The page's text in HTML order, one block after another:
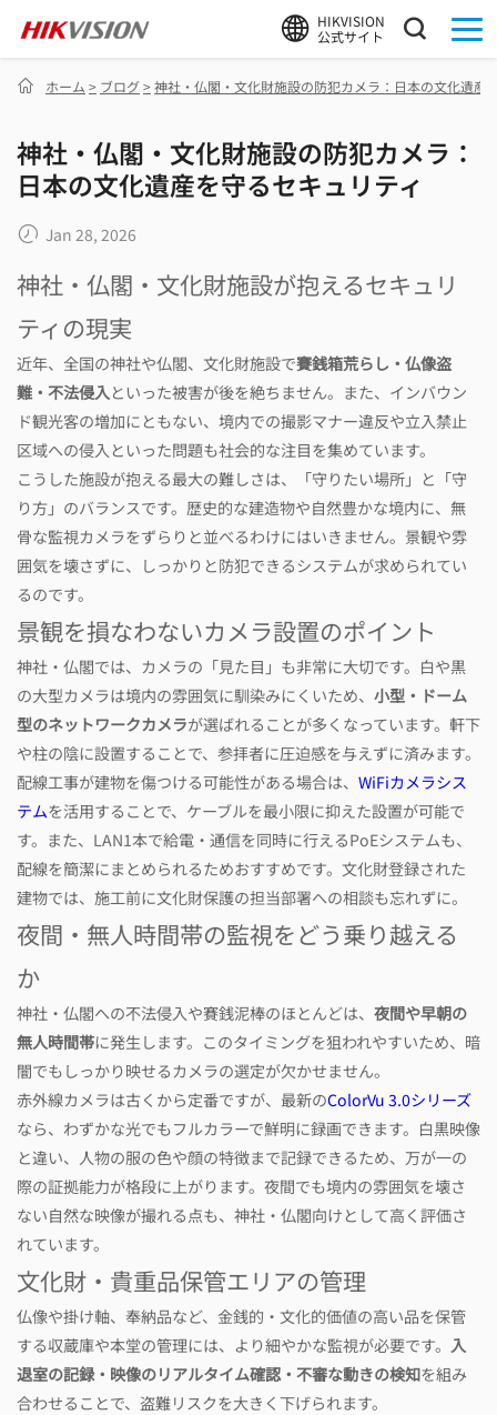
HIKVISION
公式サイト
ホーム > ブログ>神社・仏閣・文化財施設の防犯カメラ：日本の文化遺産
神社・仏閣・文化財施設の防犯カメラ：
日本の文化遺産を守るセキュリティ
Jan 28, 2026
神社・仏閣・文化財施設が抱えるセキュリ
ティの現実
近年、全国の神社や仏閣、文化財施設で賽銭箱荒らし・仏像盗
難・不法侵入 といった被害が後を絶ちません。また、インバウン
ド観光客の増加にともない、境内での撮影マナー違反や立入禁止
区域への侵入といった問題も社会的な注目を集めています。
こうした施設が抱える最大の難しさは、「守りたい場所」と「守
り方」のバランスです。歴史的な建造物や自然豊かな境内に、無
骨な監視カメラをずらりと並べるわけにはいきません。景観や雰
囲気を壊さずに、しっかりと防犯できるシステムが求められてい
るのです。
景観を損なわないカメラ設置のポイント
神社・仏閣では、カメラの「見た目」も非常に大切です。白や黒
の大型カメラは境内の雰囲気に馴染みにくいため、 小型・ドーム
型のネットワークカメラが選ばれることが多くなっています。軒下
や柱の陰に設置することで、参拝者に圧迫感を与えずに済みます。
配線工事が建物を傷つける可能性がある場合は、 WiFiカメラシス
テムを活用することで、ケーブルを最小限に抑えた設置が可能で
す。また、LAN1本で給電・通信を同時に行えるPoEシステムも、
配線を簡潔にまとめられるためおすすめです。文化財登録された
建物では、施工前に文化財保護の担当部署への相談も忘れずに。
夜間・無人時間帯の監視をどう乗り越える
か
神社・仏閣への不法侵入や賽銭泥棒のほとんどは、 夜間や早朝の
無人時間帯に発生します。このタイミングを狙われやすいため、暗
闇でもしっかり映せるカメラの選定が欠かせません。
赤外線カメラは古くから定番ですが、最新のColorVu 3.0シリーズ
なら、わずかな光でもフルカラーで鮮明に録画できます。白黒映像
と違い、人物の服の色や顔の特徴まで記録できるため、万が一の
際の証拠能力が格段に上がります。夜間でも境内の雰囲気を壊さ
ない自然な映像が撮れる点も、神社・仏閣向けとして高く評価さ
れています。
文化財・貴重品保管エリアの管理
仏像や掛け軸、奉納品など、金銭的・文化的価値の高い品を保管
する収蔵庫や本堂の管理には、より細やかな監視が必要です。 入
退室の記録・映像のリアルタイム確認・不審な動きの検知を組み
合わせることで、盗難リスクを大きく下げられます。